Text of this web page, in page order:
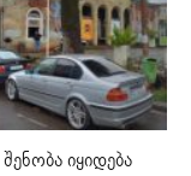
იყიდება